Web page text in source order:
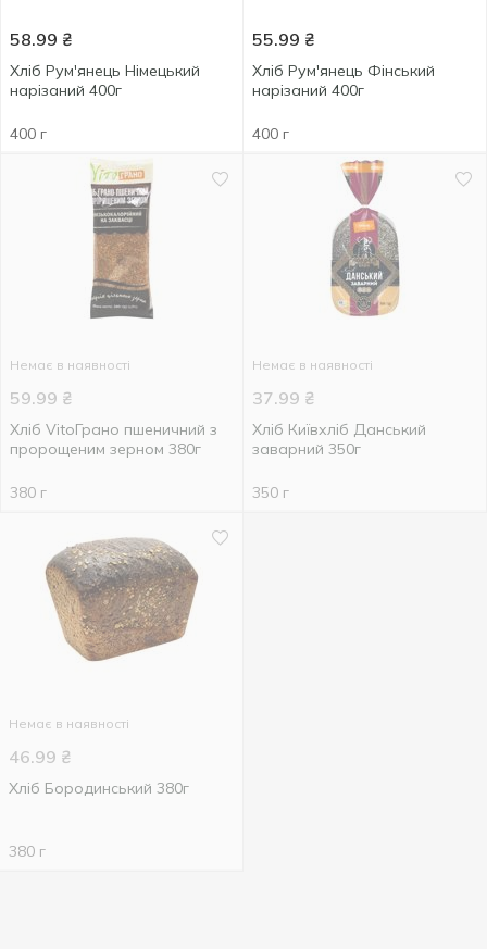
58.99 ₴
Хліб Рум'янець Німецький
нарізаний 400г
400 г
55.99 ₴
Хліб Рум'янець Фінський
нарізаний 400г
400 г
Немає в наявності
59.99 ₴
Хліб VitoГрано пшеничний з
пророщеним зерном 380г
380 г
Немає в наявності
37.99 ₴
Хліб Київхліб Данський
заварний 350г
350 г
Немає в наявності
46.99 ₴
Хліб Бородинський 380г
380 г